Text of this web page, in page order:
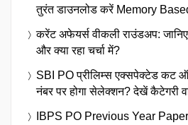
तुरंत डाउनलोड करें Memory
करेंट अफेयर्स वीकली राउंडअप:
और क्या रहा चर्चा में?
SBI PO प्रीलिम्स एक्सपेक्टेड कट
नंबर पर होगा सेलेक्शन? देखें कैटेगरी
IBPS PO Previous Year